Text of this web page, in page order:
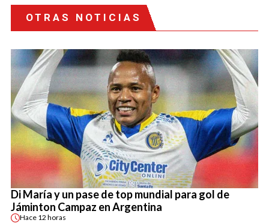
OTRAS NOTICIAS
Di María y un pase de top mundial para gol de
Jáminton Campaz en Argentina
Hace 12 horas